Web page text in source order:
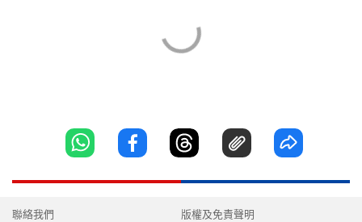
聯絡我們 版權及免責聲明